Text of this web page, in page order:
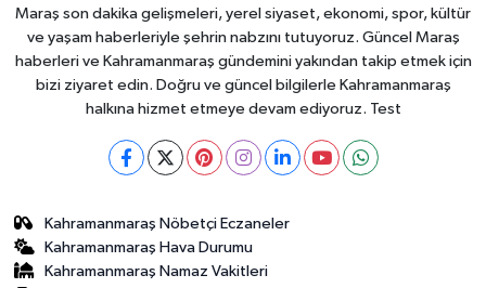
Maraş son dakika gelişmeleri, yerel siyaset, ekonomi, spor, kültür
ve yaşam haberleriyle şehrin nabzını tutuyoruz. Güncel Maraş
haberleri ve Kahramanmaraş gündemini yakından takip etmek için
bizi ziyaret edin. Doğru ve güncel bilgilerle Kahramanmaraş
halkına hizmet etmeye devam ediyoruz. Test
Kahramanmaraş Nöbetçi Eczaneler
Kahramanmaraş Hava Durumu
Kahramanmaraş Namaz Vakitleri